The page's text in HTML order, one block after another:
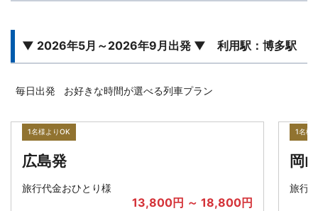
▼ 2026年5月～2026年9月出発 ▼ 利用駅：博多駅
毎日出発 お好きな時間が選べる列車プラン
1名様よりOK
広島発
旅行代金おひとり様
13,800円 ～ 18,800円
1名様
岡
旅行